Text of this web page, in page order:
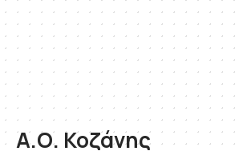
Α.Ο. Κοζάνης